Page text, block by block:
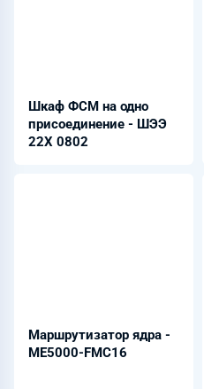
Шкаф ФСМ на одно
присоединение - ШЭЭ
22Х 0802
Маршрутизатор ядра -
ME5000-FMC16